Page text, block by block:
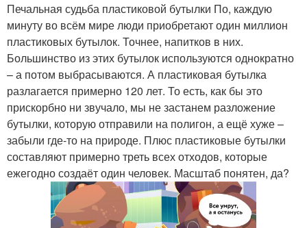
Печальная судьба пластиковой бутылки По, каждую
минуту во всём мире люди приобретают один миллион
пластиковых бутылок. Точнее, напитков в них.
Большинство из этих бутылок используются однократно
– а потом выбрасываются. А пластиковая бутылка
разлагается примерно 120 лет. То есть, как бы это
прискорбно ни звучало, мы не застанем разложение
бутылки, которую отправили на полигон, а ещё хуже –
забыли где-то на природе. Плюс пластиковые бутылки
составляют примерно треть всех отходов, которые
ежегодно создаёт один человек. Масштаб понятен, да?